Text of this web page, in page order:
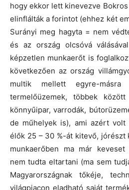
hogy ekkor lett kinevezve
elinflálták a forintot (ehhez két
Surányi meg hagyta = nem
és az ország olcsóvá
képzetlen munkaerőt is
következően az ország
multik mellett egyre-
termelőüzemek, többek
könnyűipar, varrodák,
de műhelyek is), ami azért
élők 25 – 30 %-át kitevő, jórészt
munkaerőben ma már keveset
nem tudta eltartani (ma sem
Magyarországnak tőkéje,
világpiacon eladható saját